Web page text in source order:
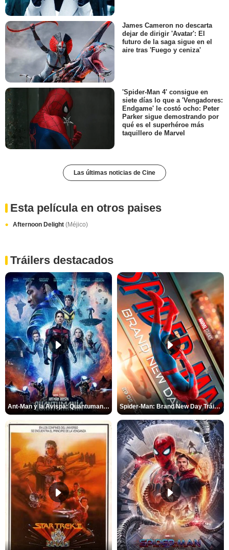
James Cameron no descarta
dejar de dirigir 'Avatar': El
futuro de la saga sigue en el
aire tras 'Fuego y ceniza'
'Spider-Man 4' consigue en
siete días lo que a 'Vengadores:
Endgame' le costó ocho: Peter
Parker sigue demostrando por
qué es el superhéroe más
taquillero de Marvel
Las últimas noticias de Cine
Esta película en otros paises
Afternoon Delight (Méjico)
Tráilers destacados
Ant-Man y la Avispa: Quantumanía Tráiler (2) Spider-Man: Brand New Day Tráiler (3)